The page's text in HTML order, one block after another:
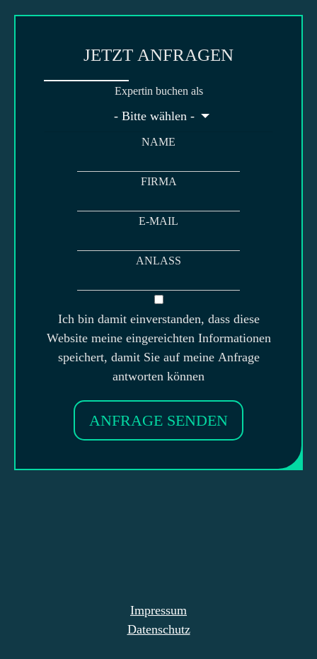
JETZT ANFRAGEN
Expertin buchen als
- Bitte wählen -
NAME
FIRMA
E-MAIL
ANLASS
Ich bin damit einverstanden, dass diese
Website meine eingereichten Informationen
speichert, damit Sie auf meine Anfrage
antworten können
ANFRAGE SENDEN
Impressum
Datenschutz